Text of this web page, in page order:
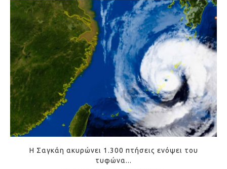
Η Σαγκάη ακυρώνει 1.300 πτήσεις ενόψει του
τυφώνα...